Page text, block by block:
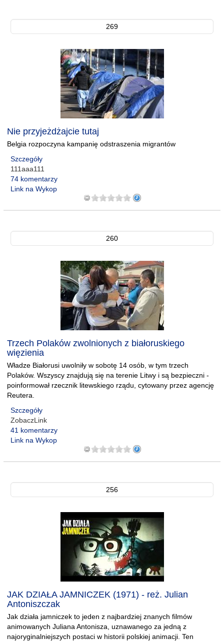
269
Nie przyjeżdżajcie tutaj
Belgia rozpoczyna kampanię odstraszenia migrantów
Szczegóły
111aaa111
74 komentarzy
Link na Wykop
260
Trzech Polaków zwolnionych z białoruskiego
więzienia
Władze Białorusi uwolniły w sobotę 14 osób, w tym trzech
Polaków. Wszyscy znajdują się na terenie Litwy i są bezpieczni -
poinformował rzecznik litewskiego rządu, cytowany przez agencję
Reutera.
Szczegóły
ZobaczLink
41 komentarzy
Link na Wykop
256
JAK DZIAŁA JAMNICZEK (1971) - reż. Julian
Antoniszczak
Jak działa jamniczek to jeden z najbardziej znanych filmów
animowanych Juliana Antonisza, uznawanego za jedną z
najoryginalniejszych postaci w historii polskiej animacji. Ten